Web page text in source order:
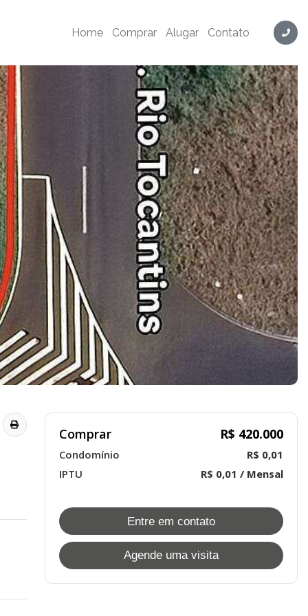
Home Comprar Alugar Contato
Comprar R$ 420.000
Condomínio
R$ 0,01
IPTU
R$ 0,01 / Mensal
Entre em contato
Agende uma visita